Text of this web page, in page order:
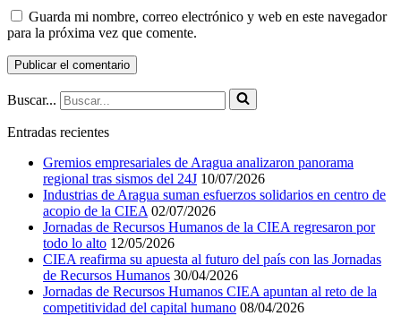
Guarda mi nombre, correo electrónico y web en este navegador
para la próxima vez que comente.
Buscar...
Entradas recientes
Gremios empresariales de Aragua analizaron panorama
regional tras sismos del 24J 10/07/2026
Industrias de Aragua suman esfuerzos solidarios en centro de
acopio de la CIEA 02/07/2026
Jornadas de Recursos Humanos de la CIEA regresaron por
todo lo alto 12/05/2026
CIEA reafirma su apuesta al futuro del país con las Jornadas
de Recursos Humanos 30/04/2026
Jornadas de Recursos Humanos CIEA apuntan al reto de la
competitividad del capital humano 08/04/2026